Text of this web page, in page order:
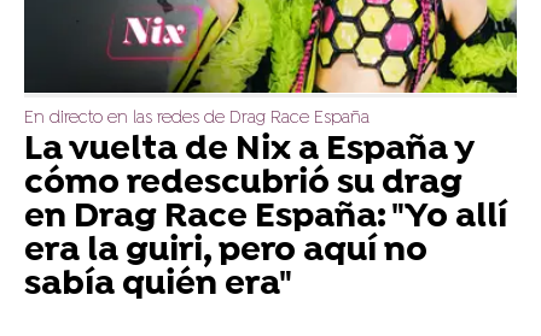
En directo en las redes de Drag Race España
La vuelta de Nix a España y
cómo redescubrió su drag
en Drag Race España: "Yo allí
era la guiri, pero aquí no
sabía quién era"